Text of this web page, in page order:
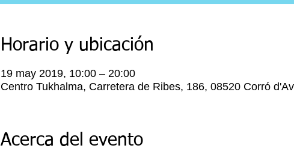
Horario y ubicación
19 may 2019, 10:00 – 20:00
Centro Tukhalma, Carretera de Ribes, 186, 08520 Corró
Acerca del evento